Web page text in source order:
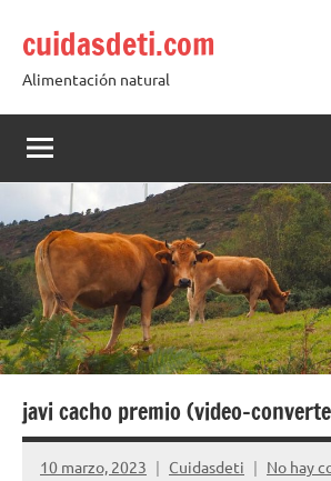
contenido
cuidasdeti.com
Alimentación natural
javi cacho premio (video-
10 marzo, 2023 Cuidasdeti No hay